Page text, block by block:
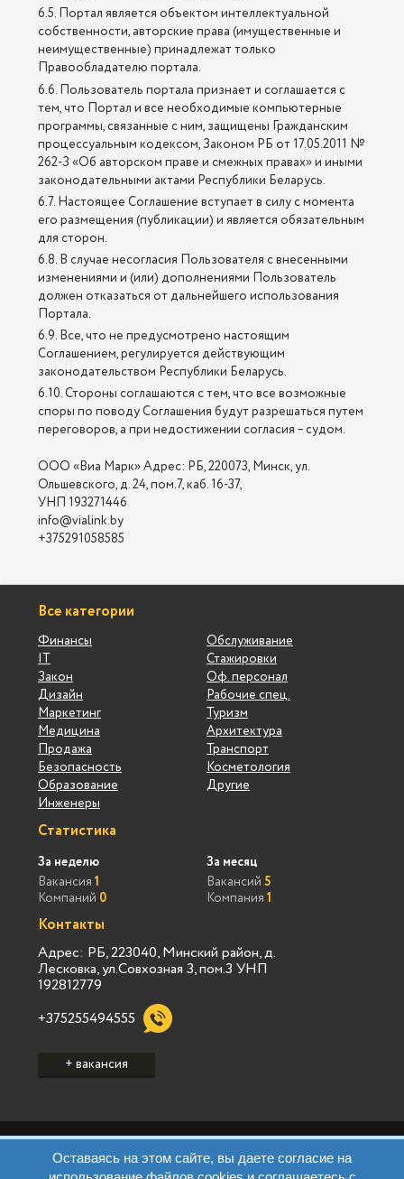
Оставаясь на этом сайте, вы даете согласие на
6.5. Портал является объектом интеллектуальной
собственности, авторские права (имущественные и
неимущественные) принадлежат только
Правообладателю портала.
6.6. Пользователь портала признает и соглашается с
тем, что Портал и все необходимые компьютерные
программы, связанные с ним, защищены Гражданским
процессуальным кодексом, Законом РБ от 17.05.2011 №
262-З «Об авторском праве и смежных правах» и иными
законодательными актами Республики Беларусь.
6.7. Настоящее Соглашение вступает в силу с момента
его размещения (публикации) и является обязательным
для сторон.
6.8. В случае несогласия Пользователя с внесенными
изменениями и (или) дополнениями Пользователь
должен отказаться от дальнейшего использования
Портала.
6.9. Все, что не предусмотрено настоящим
Соглашением, регулируется действующим
законодательством Республики Беларусь.
6.10. Стороны соглашаются с тем, что все возможные
споры по поводу Соглашения будут разрешаться путем
переговоров, а при недостижении согласия – судом.
ООО «Виа Марк» Адрес: РБ, 220073, Минск, ул.
Ольшевского, д. 24, пом.7, каб. 16-37,
УНП 193271446
info@vialink.by
+375291058585
Все категории
Финансы
IT
Закон
Дизайн
Маркетинг
Медицина
Продажа
Безопасность
Образование
Инженеры
Обслуживание
Стажировки
Оф. персонал
Рабочие спец.
Туризм
Архитектура
Транспорт
Косметология
Другие
Статистика
За неделю
Вакансия 1
Компаний 0
За месяц
Вакансий 5
Компания 1
Контакты
Адрес: РБ, 223040, Минский район, д.
Лесковка, ул.Совхозная 3, пом.3 УНП
192812779
+375255494555
+ вакансия
Пользовательское соглашение Vialink